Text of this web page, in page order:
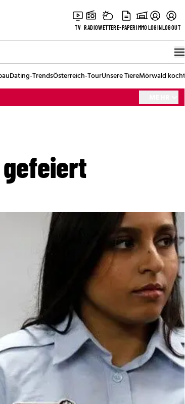
TV RADIOWETTERE-PAPERIMMOLOGINLOGOUT
Dating-TrendsÖsterreich-TourUnsere TiereMörwald kocht